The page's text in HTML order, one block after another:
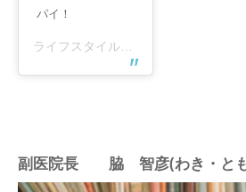
パイ！
ライフスタイルカイロプラクティックさん(@norihirolsc)がシェアした投稿 –
副医院長 脇 智彦(わき・と